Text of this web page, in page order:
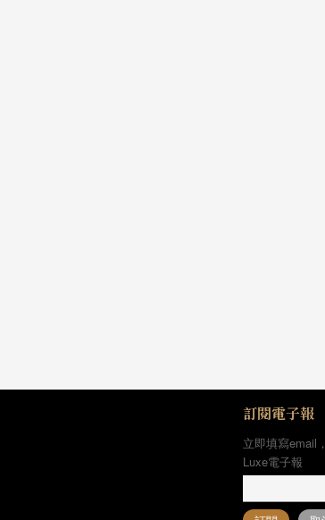
訂閱電子報
立即填寫email
Luxe電子報